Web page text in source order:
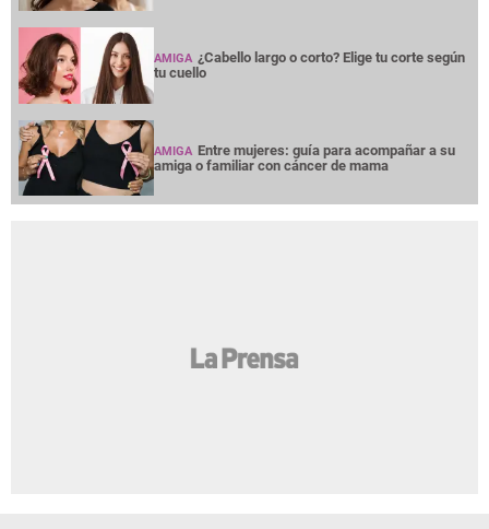
AMIGA ¿Cabello largo o corto? Elige tu corte según
tu cuello
AMIGA Entre mujeres: guía para acompañar a su
amiga o familiar con cáncer de mama